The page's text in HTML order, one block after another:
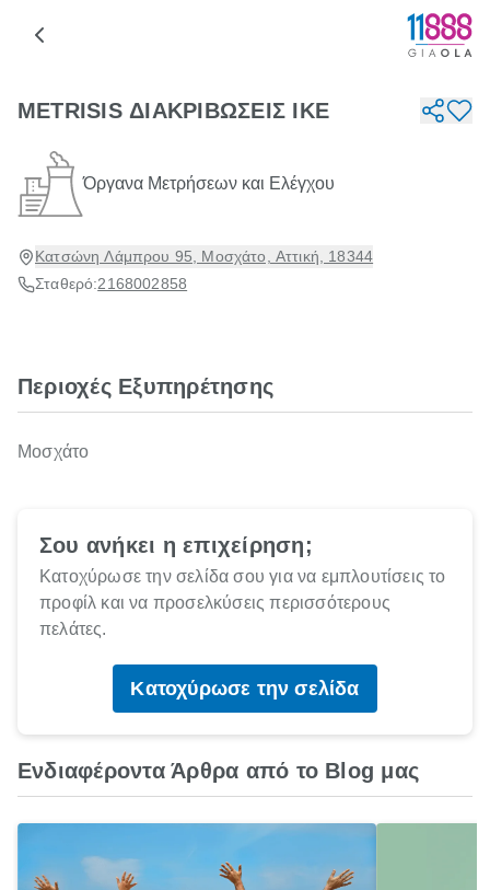
METRISIS ΔΙΑΚΡΙΒΩΣΕΙΣ ΙΚΕ
Όργανα Μετρήσεων και Ελέγχου
Κατσώνη Λάμπρου 95, Μοσχάτο, Αττική, 18344
Σταθερό:2168002858
Περιοχές Εξυπηρέτησης
Μοσχάτο
Σου ανήκει η επιχείρηση;
Κατοχύρωσε την σελίδα σου για να εμπλουτίσεις το
προφίλ και να προσελκύσεις περισσότερους
πελάτες.
Κατοχύρωσε την σελίδα
Ενδιαφέροντα Άρθρα από το Blog μας